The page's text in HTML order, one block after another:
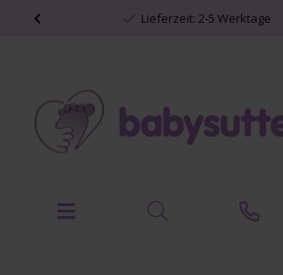
Lieferzeit: 2-5 Werktage